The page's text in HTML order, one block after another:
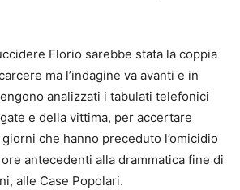
Florio sarebbe stata la coppia
ma l’indagine va avanti e in
analizzati i tabulati telefonici
e della vittima, per accertare
che hanno preceduto l’omicidio
antecedenti alla drammatica fine di
alle Case Popolari.